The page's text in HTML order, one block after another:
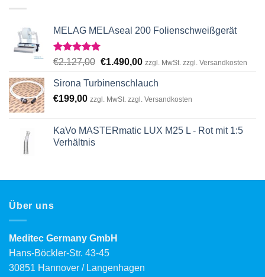
MELAG MELAseal 200 Folienschweißgerät
Rated5.00
€2.127,00 Original
was:
€2.127,00.
€1.490,00Current
is:
€1.490,00.
zzgl. MwSt. zzgl. Versandkosten
Sirona Turbinenschlauch
€199,00 zzgl. MwSt. zzgl. Versandkosten
KaVo MASTERmatic LUX M25 L - Rot mit 1:5
Verhältnis
Über uns
Meditec Germany GmbH
Hans-Böckler-Str. 43-45
30851 Hannover / Langenhagen